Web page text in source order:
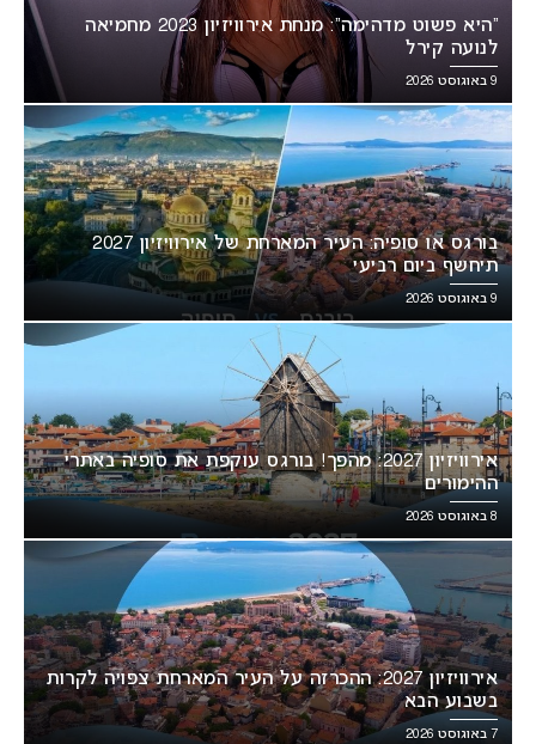
“היא פשוט מדהימה”: מנחת אירוויזיון 2023 מחמיאה
לנועה קירל
9 באוגוסט 2026
בורגס או סופיה: העיר המארחת של אירוויזיון 2027
תיחשף ביום רביעי
9 באוגוסט 2026
אירוויזיון 2027: מהפך! בורגס עוקפת את סופיה באתרי
ההימורים
8 באוגוסט 2026
אירוויזיון 2027: ההכרזה על העיר המארחת צפויה לקרות
בשבוע הבא
7 באוגוסט 2026